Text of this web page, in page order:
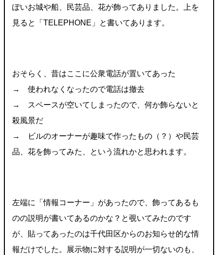
ぽいお城や船、民芸品、花が飾ってありました。上を
見ると「TELEPHONE」と書いてあります。
おそらく、昔はここに公衆電話が置いてあった
→ 使われなくなったので電話は撤去
→ スペースが空いてしまったので、何か飾らないと
殺風景だ
→ ビルのオーナーが趣味で作ったもの（？）や民芸
品、花を飾ってみた、という流れかと思われます。
左端に「情報コーナー」があったので、飾ってあるも
のの説明が書いてあるのかな？と覗いてみたのです
が、貼ってあったのは千代田区からのお知らせ的な情
報だけでした。展示物に対する説明が一切ないのも、